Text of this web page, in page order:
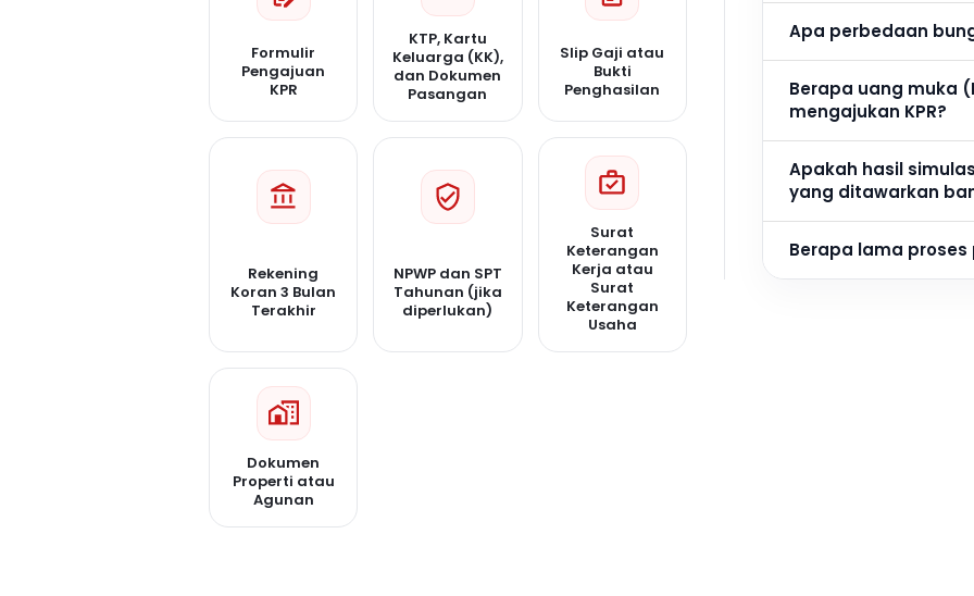
Formulir
Pengajuan
KPR
KTP, Kartu
Keluarga (KK),
dan Dokumen
Pasangan
Slip Gaji atau
Bukti
Penghasilan
Rekening
Koran 3 Bulan
Terakhir
NPWP dan SPT
Tahunan (jika
diperlukan)
Surat
Keterangan
Kerja atau
Surat
Keterangan
Usaha
Dokumen
Properti atau
Agunan
Apa perbedaan
Berapa uang muka
mengajukan KPR?
Apakah hasil
yang ditawarkan
Berapa lama proses